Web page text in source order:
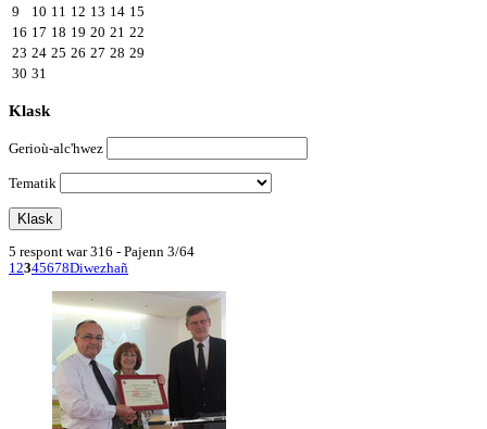
9
10 11 12 13 14 15
16 17 18 19 20 21 22
23 24 25 26 27 28 29
30 31
Klask
Gerioù-alc'hwez
Tematik
5 respont war 316 - Pajenn 3/64
12345678Diwezhañ